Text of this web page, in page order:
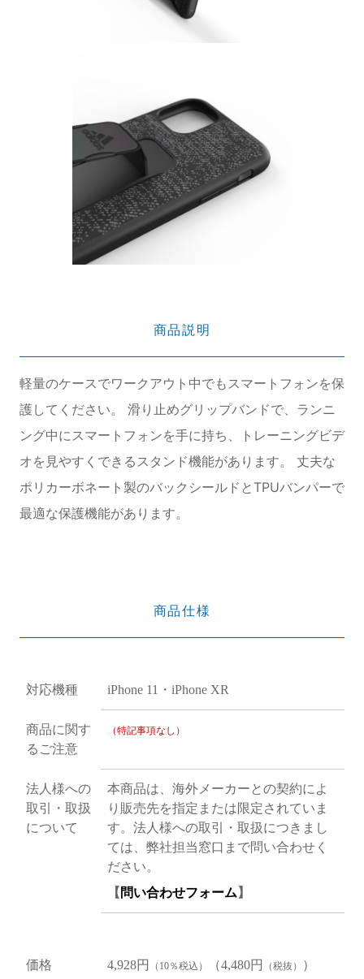
商品説明
軽量のケースでワークアウト中でもスマートフォンを保
護してください。 滑り止めグリップバンドで、ランニ
ング中にスマートフォンを手に持ち、トレーニングビデ
オを見やすくできるスタンド機能があります。 丈夫な
ポリカーボネート製のバックシールドとTPUバンパーで
最適な保護機能があります。
商品仕様
対応機種 iPhone 11・iPhone XR
商品に関す
るご注意
（特記事項なし）
法人様への
取引・取扱
について
本商品は、海外メーカーとの契約によ
り販売先を指定または限定されていま
す。法人様への取引・取扱につきまし
ては、弊社担当窓口まで問い合わせく
ださい。
【 問い合わせフォーム 】
価格 4,928円 （10％税込） （4,480円 （税抜） ）